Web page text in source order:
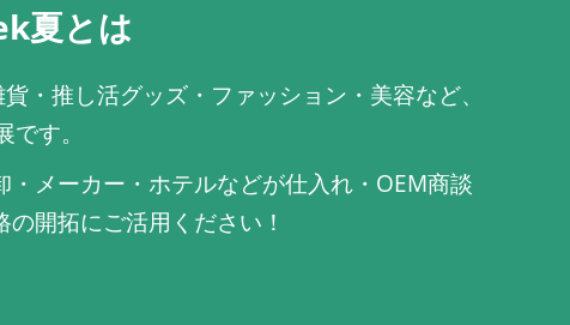
夏とは
・推し活グッズ・ファッション・美容など、
す。
メーカー・ホテルなどが仕入れ・OEM商談
開拓にご活用ください！